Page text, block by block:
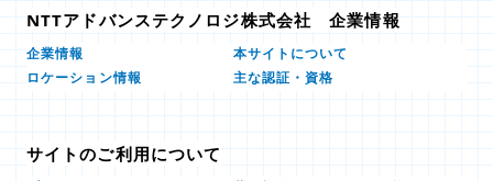
NTTアドバンステクノロジ株式会社 企業情報
企業情報
本サイトについて
ロケーション情報
主な認証・資格
サイトのご利用について